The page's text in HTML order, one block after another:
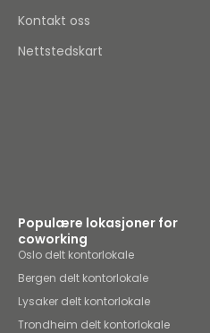
Kontakt oss
Nettstedskart
Populære lokasjoner for
coworking
Oslo delt kontorlokale
Bergen delt kontorlokale
Lysaker delt kontorlokale
Trondheim delt kontorlokale